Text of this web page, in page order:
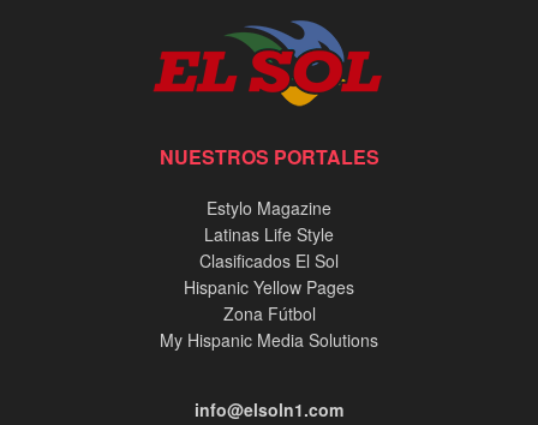
NUESTROS PORTALES
Estylo Magazine
Latinas Life Style
Clasificados El Sol
Hispanic Yellow Pages
Zona Fútbol
My Hispanic Media Solutions
info@elsoln1.com